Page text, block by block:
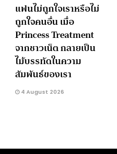
แฟนไม่ถูกใจเราหรือไม่
ถูกใจคนอื่น เมื่อ
Princess Treatment
จากชาวเน็ต กลายเป็น
ไม้บรรทัดในความ
สัมพันธ์ของเรา
4 August 2026